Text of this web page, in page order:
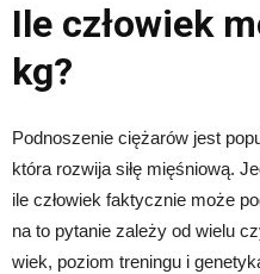
Ile człowiek
kg?
Podnoszenie ciężarów jest
która rozwija siłę mięśniową.
ile człowiek faktycznie może
na to pytanie zależy od wielu
wiek, poziom treningu i